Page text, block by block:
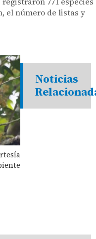
el número de listas y
Noticias